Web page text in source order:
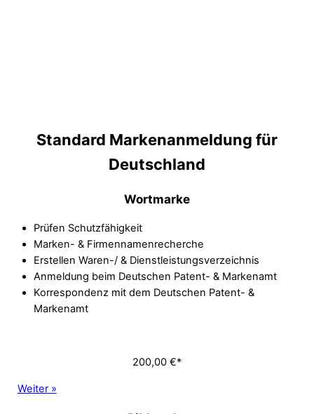
Standard Markenanmeldung für
Deutschland
Wortmarke
Prüfen Schutzfähigkeit
Marken- & Firmennamenrecherche
Erstellen Waren-/ & Dienstleistungsverzeichnis
Anmeldung beim Deutschen Patent- & Markenamt
Korrespondenz mit dem Deutschen Patent- &
Markenamt
200,00 €*
Weiter »